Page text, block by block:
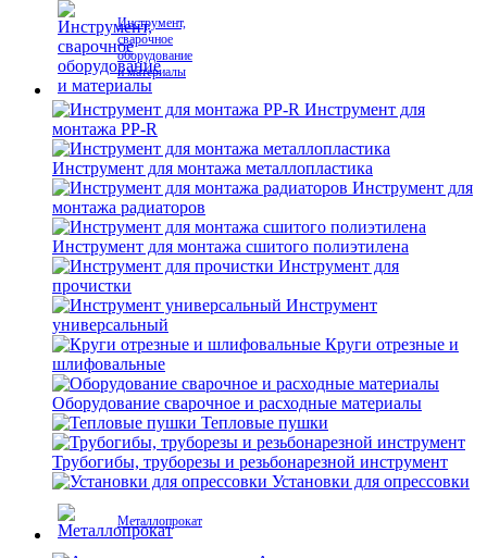
Инструмент,
сварочное
оборудование
и материалы
Инструмент для
монтажа PP-R
Инструмент для монтажа металлопластика
Инструмент для
монтажа радиаторов
Инструмент для монтажа сшитого полиэтилена
Инструмент для
прочистки
Инструмент
универсальный
Круги отрезные и
шлифовальные
Оборудование сварочное и расходные материалы
Тепловые пушки
Трубогибы, труборезы и резьбонарезной инструмент
Установки для опрессовки
Металлопрокат